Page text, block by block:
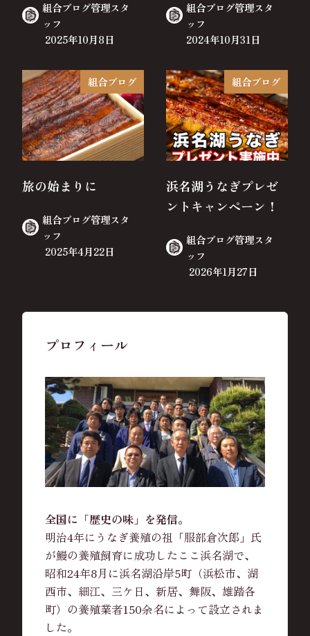
組合ブログ管理スタ
ッフ
2025年10月8日
組合ブログ管理スタ
ッフ
2024年10月31日
組合ブログ
旅の始まりに
組合ブログ管理スタ
ッフ
2025年4月22日
組合ブログ
浜名湖うなぎプレゼ
ントキャンペーン！
組合ブログ管理スタ
ッフ
2026年1月27日
プロフィール
全国に「歴史の味」を発信。
明治4年にうなぎ養殖の祖「服部倉次郎」氏
が鰻の養殖飼育に成功したここ浜名湖で、
昭和24年8月に浜名湖沿岸5町（浜松市、湖
西市、細江、三ケ日、新居、舞阪、雄踏各
町）の養殖業者150余名によって設立されま
した。